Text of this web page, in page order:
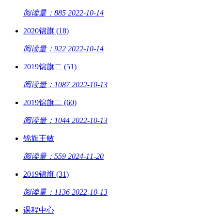
阅读量：885 2022-10-14
2020锦旗 (18)
阅读量：922 2022-10-14
2019锦旗二 (51)
阅读量：1087 2022-10-13
2019锦旗二 (60)
阅读量：1044 2022-10-13
锦旗王敏
阅读量：559 2024-11-20
2019锦旗 (31)
阅读量：1136 2022-10-13
课程中心